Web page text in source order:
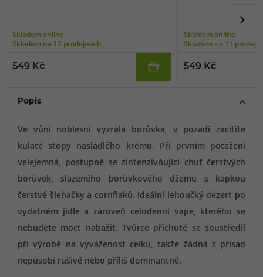
Skladem online
Skladem na 12 prodejnách
549 Kč
Skladem online
Skladem na 11
549 Kč
Popis
Ve vůni noblesní vyzrálá borůvka, v pozadí zacítíte
kulaté stopy nasládlého krému. Při prvním potažení
velejemná, postupně se zintenzivňující chuť čerstvých
borůvek, slazeného borůvkového džemu s kapkou
čerstvé šlehačky a cornflaků. Ideální lehoučký dezert po
vydatném jídle a zároveň celodenní vape, kterého se
nebudete moct nabažit. Tvůrce příchutě se soustředil
při výrobě na vyváženost celku, takže žádná z přísad
nepůsobí rušivě nebo příliš dominantně.